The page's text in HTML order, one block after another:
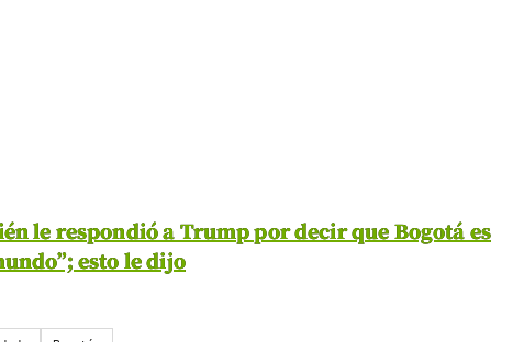
le respondió a Trump por decir que Bogotá es
esto le dijo